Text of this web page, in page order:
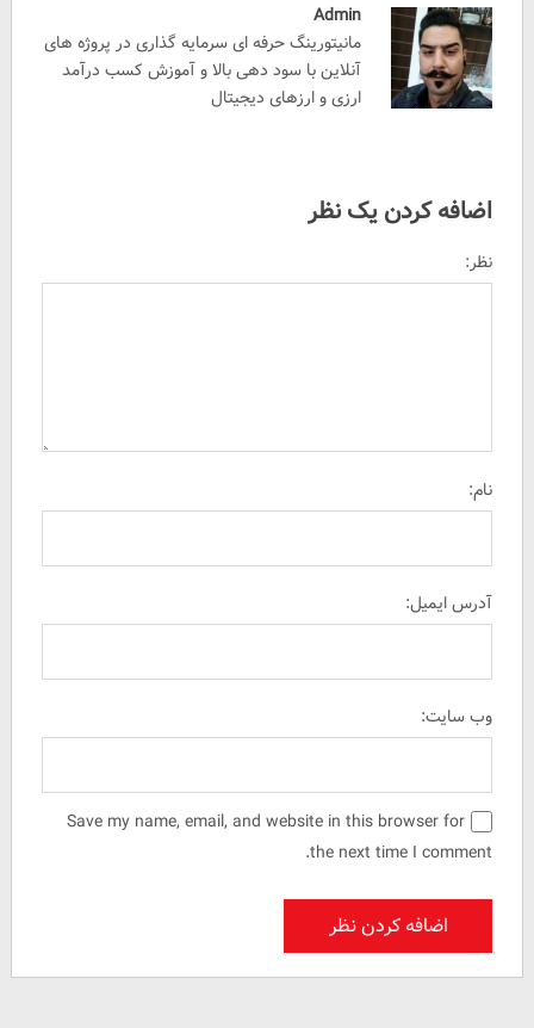
Admin
مانیتورینگ حرفه ای سرمایه گذاری در پروژه های
آنلاین با سود دهی بالا و آموزش کسب درآمد
ارزی و ارزهای دیجیتال
اضافه کردن یک نظر
نظر:
نام:
آدرس ایمیل:
وب سایت:
Save my name, email, and website in this browser for
the next time I comment.